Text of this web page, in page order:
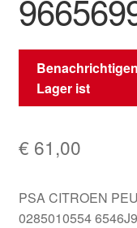
Lager ist
€ 61,00
PSA CITROEN
0285010554